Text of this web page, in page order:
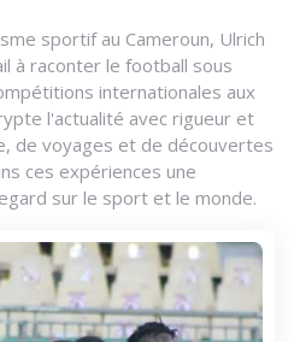
sportif au Cameroun, Ulrich
à raconter le football sous
internationales aux
l'actualité avec rigueur et
de voyages et de découvertes
ces expériences une
sur le sport et le monde.